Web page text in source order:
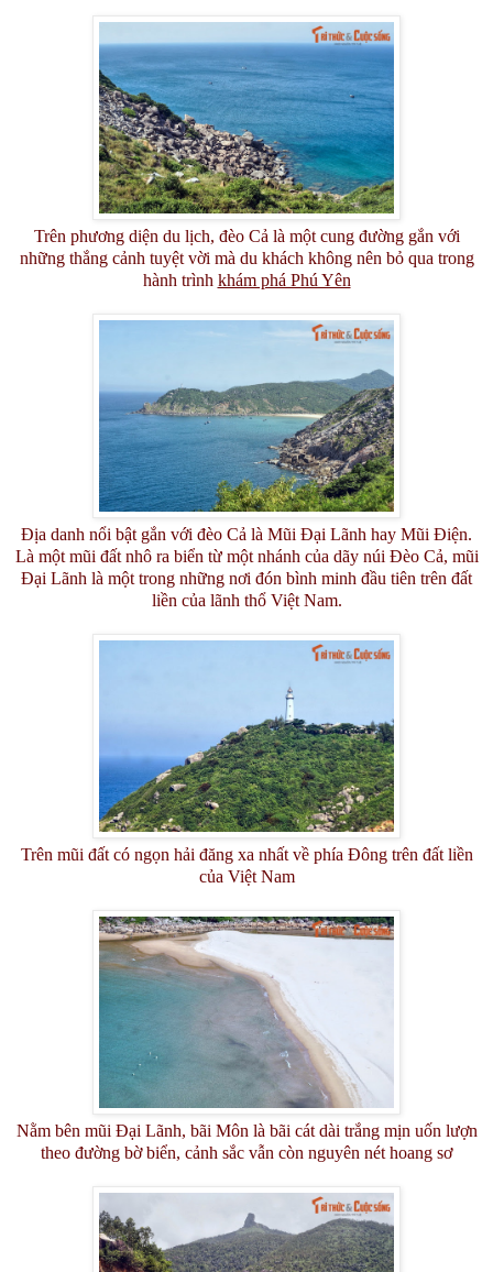
Trên phương diện du lịch, đèo Cả là một cung đường gắn với
những thắng cảnh tuyệt vời mà du khách không nên bỏ qua trong
hành trình khám phá Phú Yên
Địa danh nổi bật gắn với đèo Cả là Mũi Đại Lãnh hay Mũi Điện.
Là một mũi đất nhô ra biển từ một nhánh của dãy núi Đèo Cả, mũi
Đại Lãnh là một trong những nơi đón bình minh đầu tiên trên đất
liền của lãnh thổ Việt Nam.
Trên mũi đất có ngọn hải đăng xa nhất về phía Đông trên đất liền
của Việt Nam
Nằm bên mũi Đại Lãnh, bãi Môn là bãi cát dài trắng mịn uốn lượn
theo đường bờ biển, cảnh sắc vẫn còn nguyên nét hoang sơ